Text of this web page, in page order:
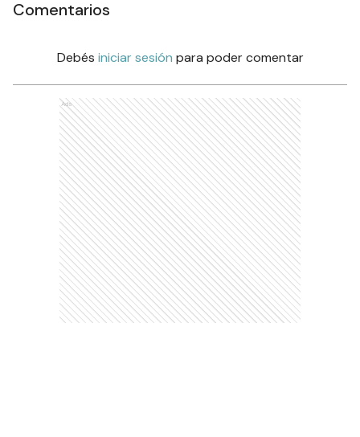
Comentarios
Debés iniciar sesión para poder comentar
Ads